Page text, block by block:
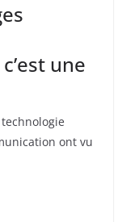
une
ont vu